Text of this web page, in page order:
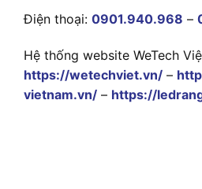
Điện thoại: 0901.940.968 –
Hệ thống website WeTech
https://wetechviet.vn/ –
vietnam.vn/ – https://